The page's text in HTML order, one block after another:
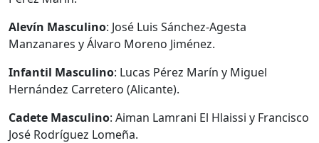
Alevín Masculino: José Luis Sánchez-Agesta
Manzanares y Álvaro Moreno Jiménez.
Infantil Masculino: Lucas Pérez Marín y Miguel
Hernández Carretero (Alicante).
Cadete Masculino: Aiman Lamrani El Hlaissi y Francisco
José Rodríguez Lomeña.